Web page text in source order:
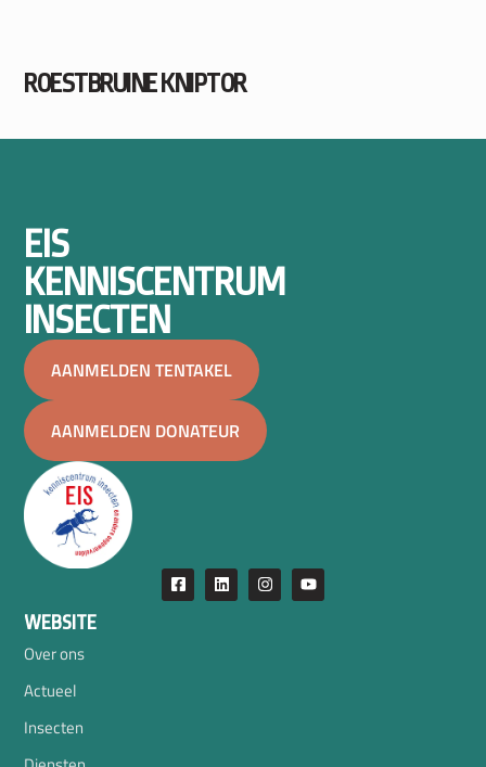
ROESTBRUINE KNIPTOR
EIS
KENNISCENTRUM
INSECTEN
AANMELDEN TENTAKEL
AANMELDEN DONATEUR
WEBSITE
Over ons
Actueel
Insecten